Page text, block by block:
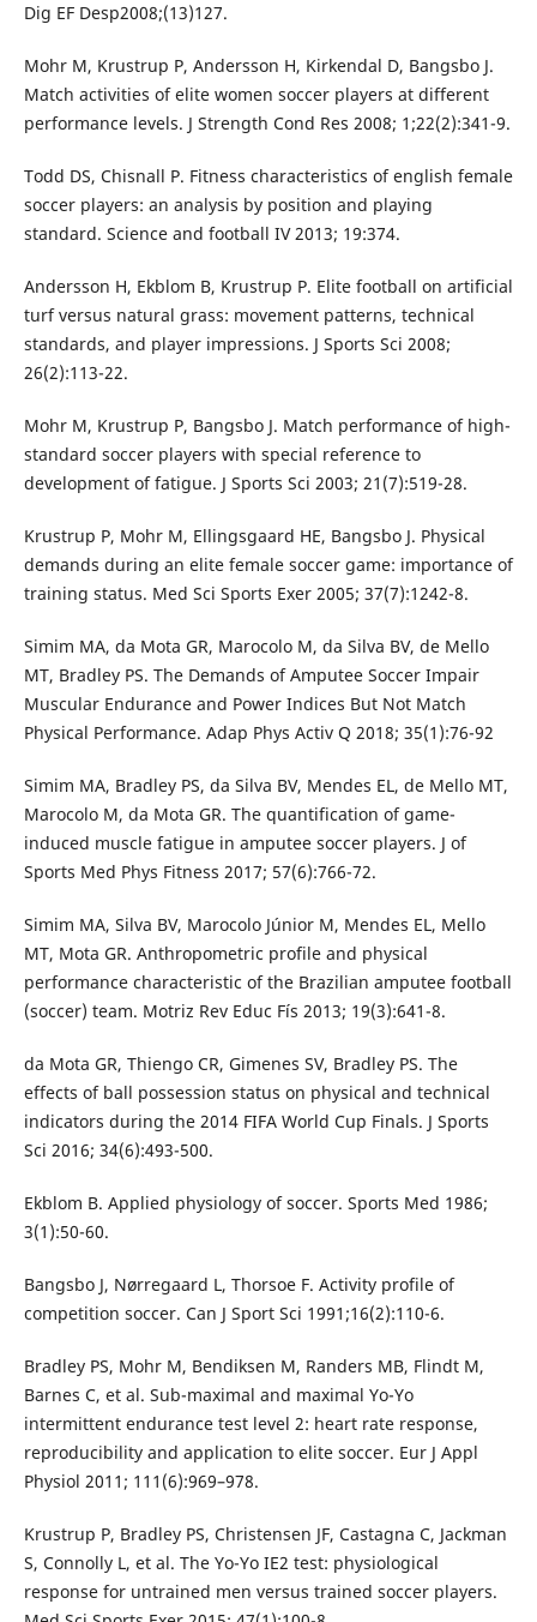
Dig EF Desp2008;(13)127.
Mohr M, Krustrup P, Andersson H, Kirkendal D, Bangsbo J.
Match activities of elite women soccer players at different
performance levels. J Strength Cond Res 2008; 1;22(2):341-9.
Todd DS, Chisnall P. Fitness characteristics of english female
soccer players: an analysis by position and playing
standard. Science and football IV 2013; 19:374.
Andersson H, Ekblom B, Krustrup P. Elite football on artificial
turf versus natural grass: movement patterns, technical
standards, and player impressions. J Sports Sci 2008;
26(2):113-22.
Mohr M, Krustrup P, Bangsbo J. Match performance of high-
standard soccer players with special reference to
development of fatigue. J Sports Sci 2003; 21(7):519-28.
Krustrup P, Mohr M, Ellingsgaard HE, Bangsbo J. Physical
demands during an elite female soccer game: importance of
training status. Med Sci Sports Exer 2005; 37(7):1242-8.
Simim MA, da Mota GR, Marocolo M, da Silva BV, de Mello
MT, Bradley PS. The Demands of Amputee Soccer Impair
Muscular Endurance and Power Indices But Not Match
Physical Performance. Adap Phys Activ Q 2018; 35(1):76-92
Simim MA, Bradley PS, da Silva BV, Mendes EL, de Mello MT,
Marocolo M, da Mota GR. The quantification of game-
induced muscle fatigue in amputee soccer players. J of
Sports Med Phys Fitness 2017; 57(6):766-72.
Simim MA, Silva BV, Marocolo Júnior M, Mendes EL, Mello
MT, Mota GR. Anthropometric profile and physical
performance characteristic of the Brazilian amputee football
(soccer) team. Motriz Rev Educ Fís 2013; 19(3):641-8.
da Mota GR, Thiengo CR, Gimenes SV, Bradley PS. The
effects of ball possession status on physical and technical
indicators during the 2014 FIFA World Cup Finals. J Sports
Sci 2016; 34(6):493-500.
Ekblom B. Applied physiology of soccer. Sports Med 1986;
3(1):50-60.
Bangsbo J, Nørregaard L, Thorsoe F. Activity profile of
competition soccer. Can J Sport Sci 1991;16(2):110-6.
Bradley PS, Mohr M, Bendiksen M, Randers MB, Flindt M,
Barnes C, et al. Sub-maximal and maximal Yo-Yo
intermittent endurance test level 2: heart rate response,
reproducibility and application to elite soccer. Eur J Appl
Physiol 2011; 111(6):969–978.
Krustrup P, Bradley PS, Christensen JF, Castagna C, Jackman
S, Connolly L, et al. The Yo-Yo IE2 test: physiological
response for untrained men versus trained soccer players.